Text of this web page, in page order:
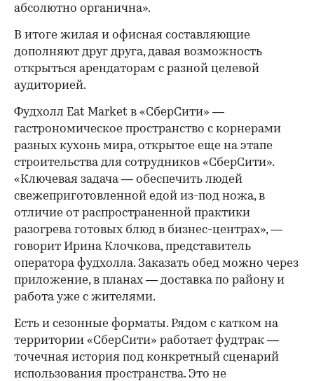
абсолютно органична».
В итоге жилая и офисная составляющие
дополняют друг друга, давая возможность
открыться арендаторам с разной целевой
аудиторией.
Фудхолл Eat Market в «СберСити» —
гастрономическое пространство с корнерами
разных кухонь мира, открытое еще на этапе
строительства для сотрудников «СберСити».
«Ключевая задача — обеспечить людей
свежеприготовленной едой из-под ножа, в
отличие от распространенной практики
разогрева готовых блюд в бизнес-центрах», —
говорит Ирина Клочкова, представитель
оператора фудхолла. Заказать обед можно через
приложение, в планах — доставка по району и
работа уже с жителями.
Есть и сезонные форматы. Рядом с катком на
территории «СберСити» работает фудтрак —
точечная история под конкретный сценарий
использования пространства. Это не